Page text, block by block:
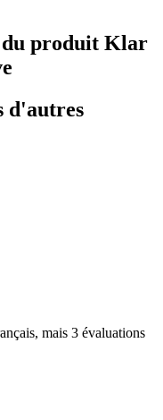
du produit Klar
d'autres
mais 3 évaluations